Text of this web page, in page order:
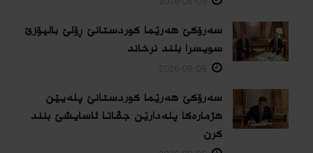
سەرۆکێ هەرێما کوردستانێ ڕۆلێ بالیۆزێ
سویسرا بلند نرخاند
سەرۆکێ هەرێما کوردستانێ پلەیێن
هژمارەكا پلەدارێن جڤاتا ئاسایشێ بلند
كرن